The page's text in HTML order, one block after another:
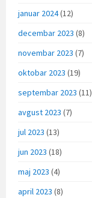
januar 2024(12)
decembar 2023 (8)
novembar 2023 (7)
oktobar 2023 (19)
septembar 2023 (11)
avgust 2023 (7)
jul 2023 (13)
jun 2023 (18)
maj 2023 (4)
april 2023 (8)